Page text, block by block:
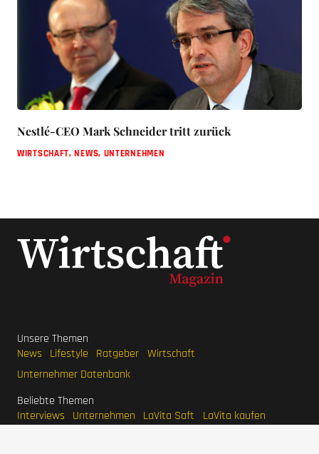
Nestlé-CEO Mark Schneider tritt zurück
WIRTSCHAFT,NEWS, UNTERNEHMEN
Unsere Themen
News
Lifestyle Ratgeber Wirtschaft
Unternehmer Datenbank
Beliebte Themen
Interviews
Unternehmen LaVita Saft
LaVita kaufen